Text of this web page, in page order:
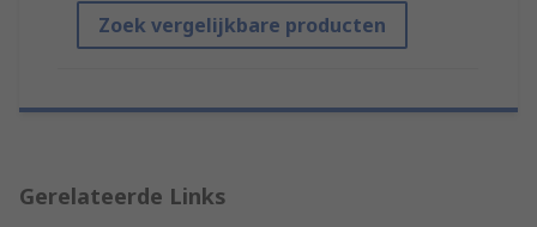
Zoek vergelijkbare producten
Gerelateerde Links